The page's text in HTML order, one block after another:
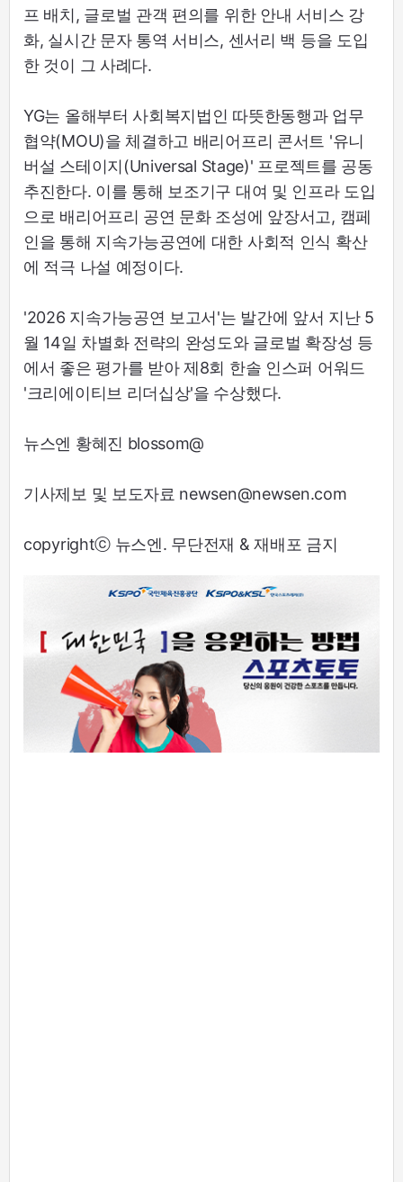
프 배치, 글로벌 관객 편의를 위한 안내 서비스 강
화, 실시간 문자 통역 서비스, 센서리 백 등을 도입
한 것이 그 사례다.
YG는 올해부터 사회복지법인 따뜻한동행과 업무
협약(MOU)을 체결하고 배리어프리 콘서트 '유니
버설 스테이지(Universal Stage)' 프로젝트를 공동
추진한다. 이를 통해 보조기구 대여 및 인프라 도입
으로 배리어프리 공연 문화 조성에 앞장서고, 캠페
인을 통해 지속가능공연에 대한 사회적 인식 확산
에 적극 나설 예정이다.
'2026 지속가능공연 보고서'는 발간에 앞서 지난 5
월 14일 차별화 전략의 완성도와 글로벌 확장성 등
에서 좋은 평가를 받아 제8회 한솔 인스퍼 어워드
'크리에이티브 리더십상'을 수상했다.
뉴스엔 황혜진 blossom@
기사제보 및 보도자료 newsen@newsen.com
copyrightⓒ 뉴스엔. 무단전재 & 재배포 금지